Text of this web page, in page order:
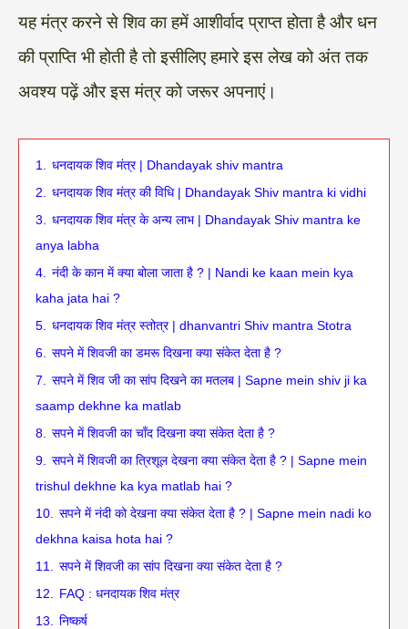
यह मंत्र करने से शिव का हमें आशीर्वाद प्राप्त होता है और धन
की प्राप्ति भी होती है तो इसीलिए हमारे इस लेख को अंत तक
अवश्य पढ़ें और इस मंत्र को जरूर अपनाएं।
1.
धनदायक शिव मंत्र | Dhandayak shiv mantra
2.
धनदायक शिव मंत्र की विधि | Dhandayak Shiv mantra ki vidhi
3.
धनदायक शिव मंत्र के अन्य लाभ | Dhandayak Shiv mantra ke
anya labha
4.
नंदी के कान में क्या बोला जाता है ? | Nandi ke kaan mein kya
kaha jata hai ?
5.
धनदायक शिव मंत्र स्तोत्र | dhanvantri Shiv mantra Stotra
6.
सपने में शिवजी का डमरू दिखना क्या संकेत देता है ?
7.
सपने में शिव जी का सांप दिखने का मतलब | Sapne mein shiv ji ka
saamp dekhne ka matlab
8.
सपने में शिवजी का चाँद दिखना क्या संकेत देता है ?
9.
सपने में शिवजी का त्रिशूल देखना क्या संकेत देता है ? | Sapne mein
trishul dekhne ka kya matlab hai ?
10.
सपने में नंदी को देखना क्या संकेत देता है ? | Sapne mein nadi ko
dekhna kaisa hota hai ?
11.
सपने में शिवजी का सांप दिखना क्या संकेत देता है ?
12.
FAQ : धनदायक शिव मंत्र
13.
निष्कर्ष